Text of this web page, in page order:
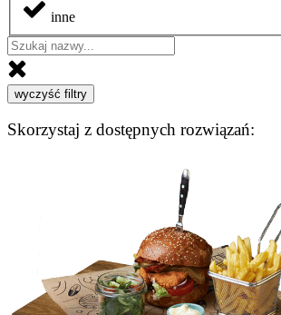
inne
wyczyść filtry
Skorzystaj z dostępnych rozwiązań: